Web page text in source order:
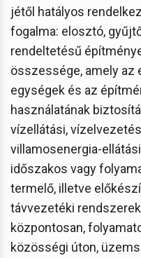
jétől hatályos
fogalma: elosztó,
rendeltetésű
összessége, amely az
egységek és az
használatának
vízellátási,
villamosenergia-
időszakos vagy
termelő, illetve
távvezetéki
központosan,
közösségi úton,